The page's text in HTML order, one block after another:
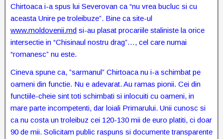
Chirtoaca i-a spus lui Severovan ca “nu vrea bucluc si cu
aceasta Unire pe troleibuze”. Bine ca site-ul
www.moldovenii.md si-au plasat procariile staliniste la orice
intersectie in “Chisinaul nostru drag”…, cel care numai
“romanesc” nu este.
Cineva spune ca, ”sarmanul” Chirtoaca nu i-a schimbat pe
oameni din functie. Nu e adevarat. Au ramas pionii. Cei din
functiile-cheie sint toti schimbati si inlocuiti cu oameni, in
mare parte incompetenti, dar loiali Primarului. Unii cunosc si
ca nu costa un troleibuz cei 120-130 mii de euro platiti, ci doar
90 de mii. Solicitam public raspuns si documente transparente